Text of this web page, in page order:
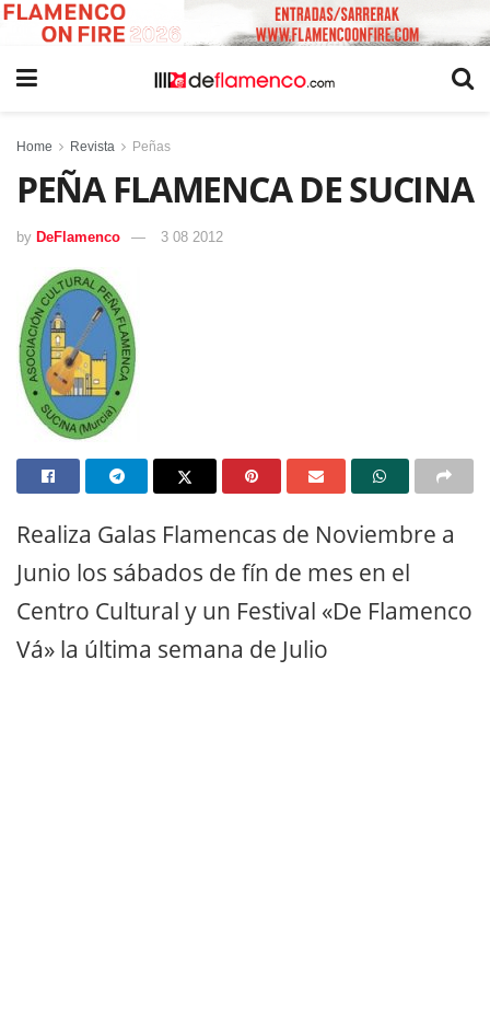
Home Revista Peñas
PEÑA FLAMENCA DE SUCINA
by DeFlamenco 3 08 2012
Realiza Galas Flamencas de Noviembre a
Junio los sábados de fín de mes en el
Centro Cultural y un Festival «De Flamenco
Vá» la última semana de Julio